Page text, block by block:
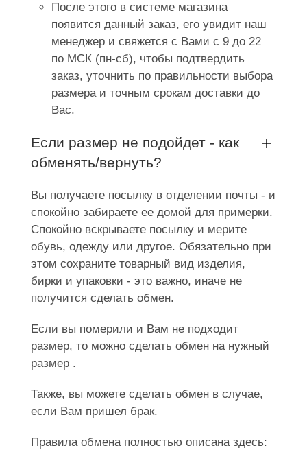
После этого в системе магазина
появится данный заказ, его увидит наш
менеджер и свяжется с Вами с 9 до 22
по МСК (пн-сб), чтобы подтвердить
заказ, уточнить по правильности выбора
размера и точным срокам доставки до
Вас.
Если размер не подойдет - как
обменять/вернуть?
Вы получаете посылку в отделении почты - и
спокойно забираете ее домой для примерки.
Спокойно вскрываете посылку и мерите
обувь, одежду или другое. Обязательно при
этом сохраните товарный вид изделия,
бирки и упаковки - это важно, иначе не
получится сделать обмен.
Если вы померили и Вам не подходит
размер, то можно сделать обмен на нужный
размер .
Также, вы можете сделать обмен в случае,
если Вам пришел брак.
Правила обмена полностью описана здесь: